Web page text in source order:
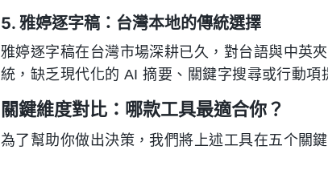
5. 雅婷逐字稿：台灣本地的傳統選擇
雅婷逐字稿在台灣市場深耕已久，對台語與中英
統，缺乏現代化的 AI 摘要、關鍵字搜尋或行動
關鍵維度對比：哪款工具最適合你？
為了幫助你做出決策，我們將上述工具在五个關